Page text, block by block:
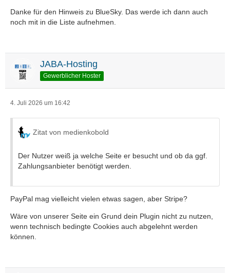
Danke für den Hinweis zu BlueSky. Das werde ich dann auch
noch mit in die Liste aufnehmen.
JABA-Hosting
Gewerblicher Hoster
4. Juli 2026 um 16:42
Zitat von medienkobold
Der Nutzer weiß ja welche Seite er besucht und ob da ggf.
Zahlungsanbieter benötigt werden.
PayPal mag vielleicht vielen etwas sagen, aber Stripe?
Wäre von unserer Seite ein Grund dein Plugin nicht zu nutzen,
wenn technisch bedingte Cookies auch abgelehnt werden
können.